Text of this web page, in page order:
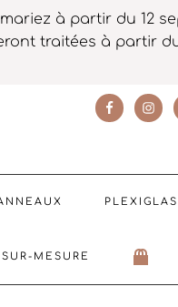
à partir du 12
traitées à partir du
SUR-MESURE